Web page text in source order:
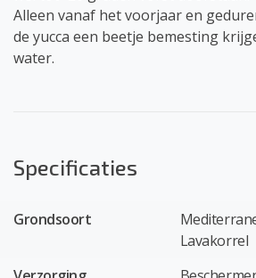
Alleen vanaf het voorjaar en
de yucca een beetje bemesting
water.
Specificaties
Grondsoort
Lavakorrel